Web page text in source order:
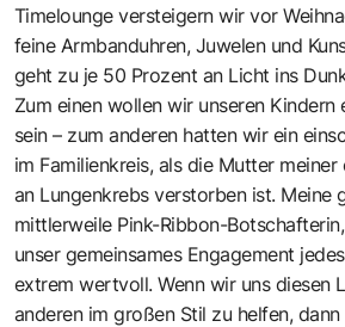
Timelounge versteigern wir vor
feine Armbanduhren, Juwelen und
geht zu je 50 Prozent an Licht ins
Zum einen wollen wir unseren Kindern
sein – zum anderen hatten wir ein
im Familienkreis, als die Mutter
an Lungenkrebs verstorben ist. Meine
mittlerweile Pink-Ribbon-
unser gemeinsames Engagement
extrem wertvoll. Wenn wir uns diesen
anderen im großen Stil zu helfen,